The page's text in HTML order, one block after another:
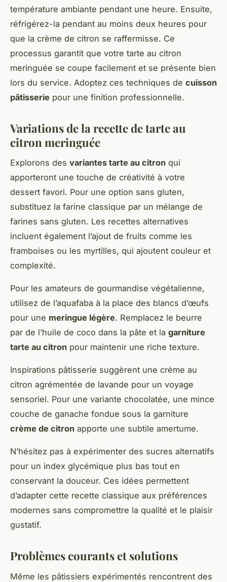
température ambiante pendant une heure. Ensuite,
réfrigérez-la pendant au moins deux heures pour
que la crème de citron se raffermisse. Ce
processus garantit que votre tarte au citron
meringuée se coupe facilement et se présente bien
lors du service. Adoptez ces techniques de cuisson
pâtisserie pour une finition professionnelle.
Variations de la recette de tarte au
citron meringuée
Explorons des variantes tarte au citron qui
apporteront une touche de créativité à votre
dessert favori. Pour une option sans gluten,
substituez la farine classique par un mélange de
farines sans gluten. Les recettes alternatives
incluent également l’ajout de fruits comme les
framboises ou les myrtilles, qui ajoutent couleur et
complexité.
Pour les amateurs de gourmandise végétalienne,
utilisez de l’aquafaba à la place des blancs d’œufs
pour une meringue légère. Remplacez le beurre
par de l’huile de coco dans la pâte et la garniture
tarte au citron pour maintenir une riche texture.
Inspirations pâtisserie suggèrent une crème au
citron agrémentée de lavande pour un voyage
sensoriel. Pour une variante chocolatée, une mince
couche de ganache fondue sous la garniture
crème de citron apporte une subtile amertume.
N’hésitez pas à expérimenter des sucres alternatifs
pour un index glycémique plus bas tout en
conservant la douceur. Ces idées permettent
d’adapter cette recette classique aux préférences
modernes sans compromettre la qualité et le plaisir
gustatif.
Problèmes courants et solutions
Même les pâtissiers expérimentés rencontrent des